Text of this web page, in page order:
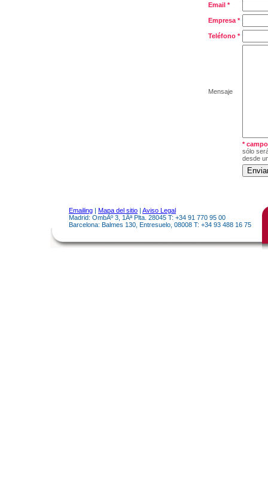
Email *
Empresa *
Teléfono *
Mensaje
*
sólo
desde
Emailing | Mapa del sitio | Aviso Legal
Madrid: OmbÃº 3, 1Âª Plta. 28045 T: +34 91 770 95 00
Barcelona: Balmes 130, Entresuelo, 08008 T: +34 93 488 16 75